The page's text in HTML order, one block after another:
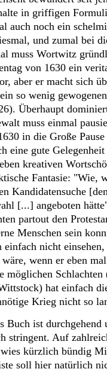
in griffigen
auch noch ein
und zumal bei
muss Wortwitz
von 1630 ein
aber er macht sich
so wenig
Überhaupt
muss einmal
in die Große
eine gute
kreativen
Fantasie: "Wie,
Kandidatensuche
[...] angeboten
partout den
Menschen sein
nicht einsehen,
wäre, wenn er eben
möglichen
hat einfach
Krieg nicht so
Buch ist durchgehend
stringent. Auf
kürzlich bündig
soll hier natürlich